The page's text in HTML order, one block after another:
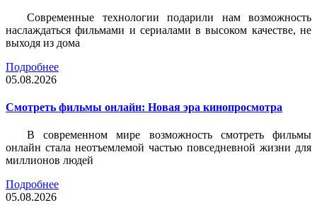
Современные технологии подарили нам возможность
наслаждаться фильмами и сериалами в высоком качестве, не
выходя из дома
Подробнее
05.08.2026
Смотреть фильмы онлайн: Новая эра кинопросмотра
В современном мире возможность смотреть фильмы
онлайн стала неотъемлемой частью повседневной жизни для
миллионов людей
Подробнее
05.08.2026